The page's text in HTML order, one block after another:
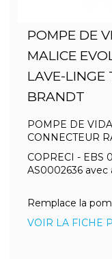
POMPE DE
MALICE
LAVE-LINGE
BRANDT
POMPE DE
CONNECTEUR
COPRECI - EBS
AS0002636
Remplace la
VOIR LA FICHE